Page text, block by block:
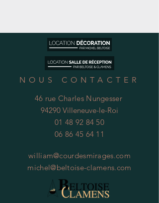
NOUS CONTACTER
46 rue Charles Nungesser
94290 Villeneuve-le-Roi
01 48 92 84 50
06 86 45 64 11
william@courdesmirages.com
michel@beltoise-clamens.com